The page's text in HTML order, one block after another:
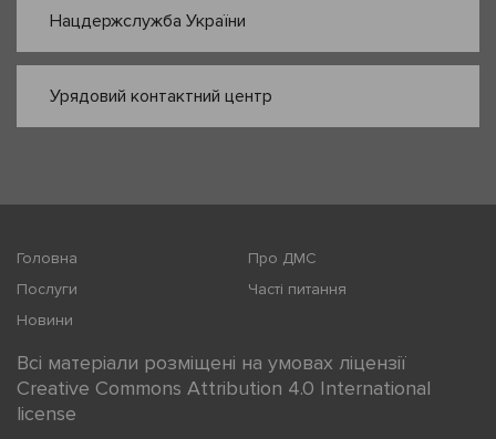
Нацдержслужба України
Урядовий контактний центр
Головна
Про ДМС
Послуги
Часті питання
Новини
Всі матеріали розміщені на умовах ліцензії
Creative Commons Attribution 4.0 International
license